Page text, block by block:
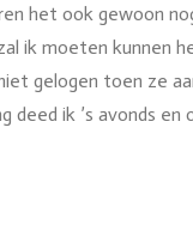
het ook gewoon
ik moeten kunnen
gelogen toen ze
deed ik ’s avonds